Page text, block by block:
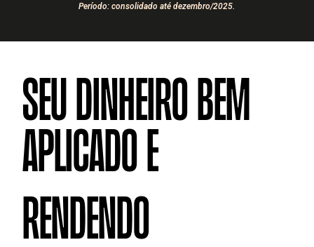
Período: consolidado até dezembro/2025.
seu dinheiro bem
aplicado e
rendendo